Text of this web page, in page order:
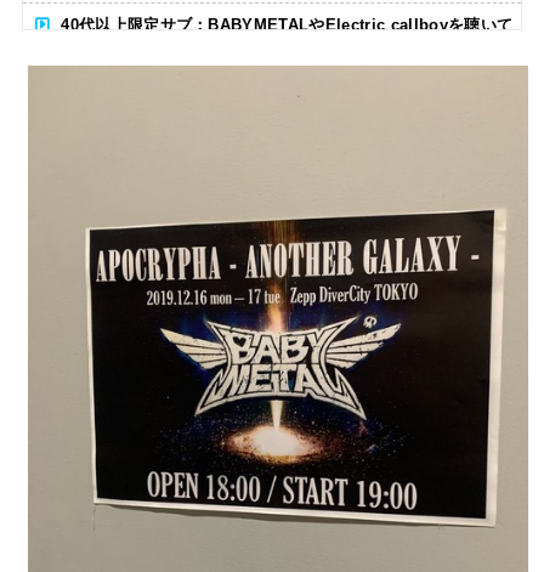
40代以上限定サブ：BABYMETALやElectric callboyを聴いて
る人いる？ 【海外の反応】